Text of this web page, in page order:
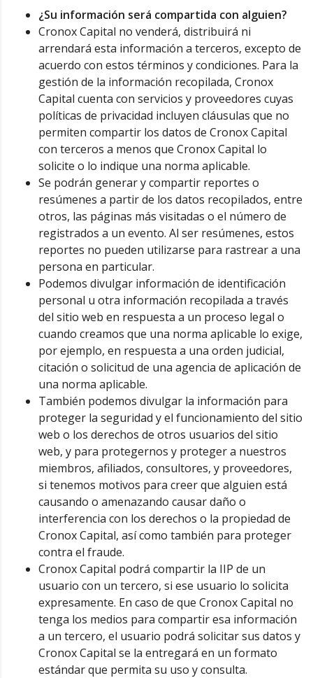
¿Su información será compartida con alguien?
Cronox Capital no venderá, distribuirá ni
arrendará esta información a terceros, excepto de
acuerdo con estos términos y condiciones. Para la
gestión de la información recopilada, Cronox
Capital cuenta con servicios y proveedores cuyas
políticas de privacidad incluyen cláusulas que no
permiten compartir los datos de Cronox Capital
con terceros a menos que Cronox Capital lo
solicite o lo indique una norma aplicable.
Se podrán generar y compartir reportes o
resúmenes a partir de los datos recopilados, entre
otros, las páginas más visitadas o el número de
registrados a un evento. Al ser resúmenes, estos
reportes no pueden utilizarse para rastrear a una
persona en particular.
Podemos divulgar información de identificación
personal u otra información recopilada a través
del sitio web en respuesta a un proceso legal o
cuando creamos que una norma aplicable lo exige,
por ejemplo, en respuesta a una orden judicial,
citación o solicitud de una agencia de aplicación de
una norma aplicable.
También podemos divulgar la información para
proteger la seguridad y el funcionamiento del sitio
web o los derechos de otros usuarios del sitio
web, y para protegernos y proteger a nuestros
miembros, afiliados, consultores, y proveedores,
si tenemos motivos para creer que alguien está
causando o amenazando causar daño o
interferencia con los derechos o la propiedad de
Cronox Capital, así como también para proteger
contra el fraude.
Cronox Capital podrá compartir la IIP de un
usuario con un tercero, si ese usuario lo solicita
expresamente. En caso de que Cronox Capital no
tenga los medios para compartir esa información
a un tercero, el usuario podrá solicitar sus datos y
Cronox Capital se la entregará en un formato
estándar que permita su uso y consulta.